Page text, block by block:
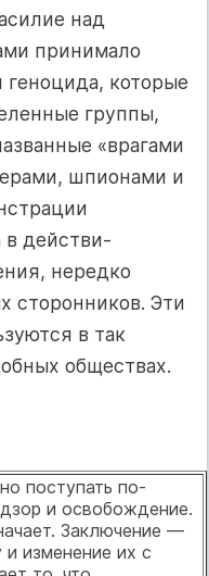
над
принимало
которые
группы,
«врагами
шпионами и
в действи­
нередко
сто­ронников. Эти
в так
обществах.
поступать по-
и освобождение.
Заключение —
изменение их с